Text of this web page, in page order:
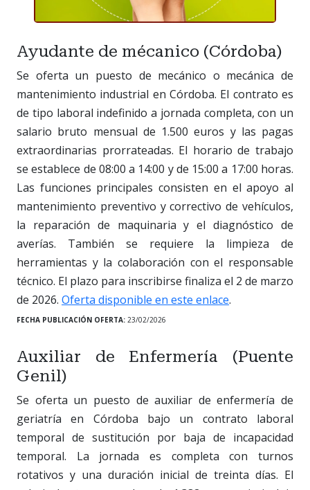
Ayudante de mécanico (Córdoba)
Se oferta un puesto de mecánico o mecánica de
mantenimiento industrial en Córdoba. El contrato es
de tipo laboral indefinido a jornada completa, con un
salario bruto mensual de 1.500 euros y las pagas
extraordinarias prorrateadas. El horario de trabajo
se establece de 08:00 a 14:00 y de 15:00 a 17:00 horas.
Las funciones principales consisten en el apoyo al
mantenimiento preventivo y correctivo de vehículos,
la reparación de maquinaria y el diagnóstico de
averías. También se requiere la limpieza de
herramientas y la colaboración con el responsable
técnico. El plazo para inscribirse finaliza el 2 de marzo
de 2026. Oferta disponible en este enlace.
FECHA PUBLICACIÓN OFERTA: 23/02/2026
Auxiliar de Enfermería (Puente
Genil)
Se oferta un puesto de auxiliar de enfermería de
geriatría en Córdoba bajo un contrato laboral
temporal de sustitución por baja de incapacidad
temporal. La jornada es completa con turnos
rotativos y una duración inicial de treinta días. El